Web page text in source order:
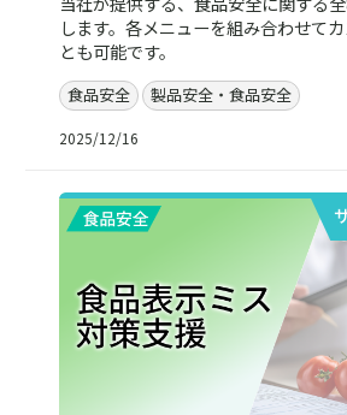
します。各メニューを組み合わせて
とも可能です。
食品安全 製品安全・食品安全
2025/12/16